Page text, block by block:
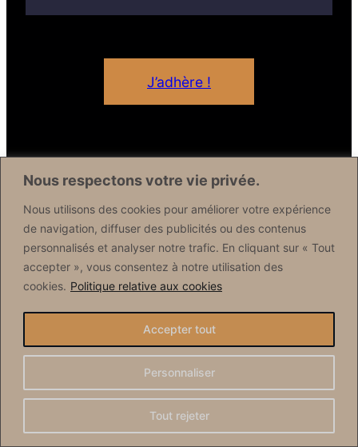
Nous respectons votre vie privée.
Nous utilisons des cookies pour améliorer votre expérience
de navigation, diffuser des publicités ou des contenus
personnalisés et analyser notre trafic. En cliquant sur « Tout
accepter », vous consentez à notre utilisation des
cookies. Politique relative aux cookies
Personnaliser
Tout rejeter
Accepter tout
J’adhère !
CINPA
Vous êtes un militant du dialogue entre les cultures
et les religions ? Vous êtes engagé dans une
association interconvictionnelle ? Rejoignez nous !